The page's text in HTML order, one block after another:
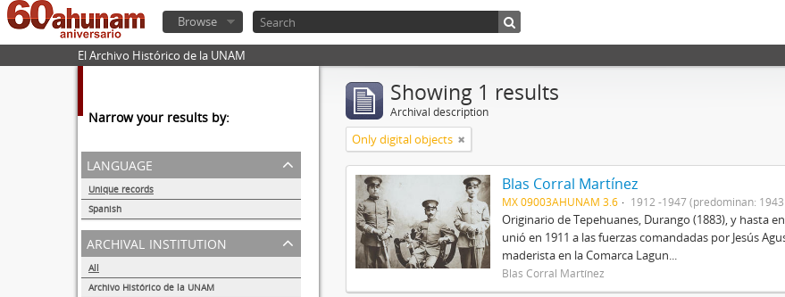
Browse
El Archivo Histórico de la UNAM
Narrow your results by:
language
Unique records
Spanish
1
archival institution
All
Archivo Histórico de la UNAM
Showing 1 results
Archival description
Only digital objects
Blas Corral Martínez
MX 09003AHUNAM 3.6 1912 -1947 (predominan:
Originario de Tepehuanes, Durango (1883), y hasta
unió en 1911 a las fuerzas comandadas por Jesús
maderista en la Comarca Lagun...
Blas Corral Martínez